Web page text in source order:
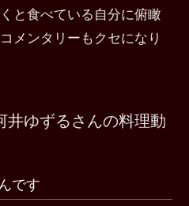
と食べている自分に俯瞰
メンタリーもクセになり
井ゆずるさんの料理動
です